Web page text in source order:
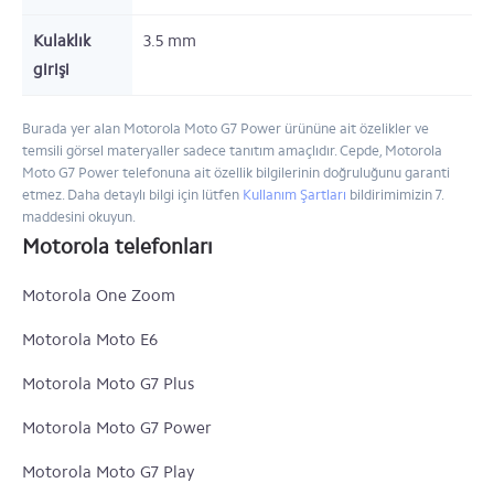
Kulaklık
girişi
3.5 mm
Burada yer alan Motorola Moto G7 Power ürününe ait özelikler ve
temsili görsel materyaller sadece tanıtım amaçlıdır. Cepde, Motorola
Moto G7 Power telefonuna ait özellik bilgilerinin doğruluğunu garanti
etmez. Daha detaylı bilgi için lütfen Kullanım Şartları bildirimimizin 7.
maddesini okuyun.
Motorola telefonları
Motorola One Zoom
Motorola Moto E6
Motorola Moto G7 Plus
Motorola Moto G7 Power
Motorola Moto G7 Play